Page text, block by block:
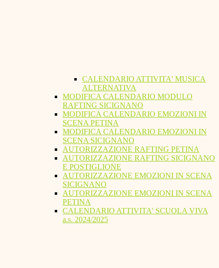
CALENDARIO ATTIVITA' MUSICA
ALTERNATIVA
MODIFICA CALENDARIO MODULO
RAFTING SICIGNANO
MODIFICA CALENDARIO EMOZIONI IN
SCENA PETINA
MODIFICA CALENDARIO EMOZIONI IN
SCENA SICIGNANO
AUTORIZZAZIONE RAFTING PETINA
AUTORIZZAZIONE RAFTING SICIGNANO
E POSTIGLIONE
AUTORIZZAZIONE EMOZIONI IN SCENA
SICIGNANO
AUTORIZZAZIONE EMOZIONI IN SCENA
PETINA
CALENDARIO ATTIVITA' SCUOLA VIVA
a.s. 2024/2025